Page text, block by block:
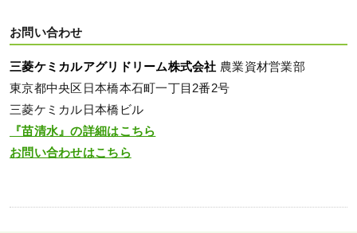
お問い合わせ
三菱ケミカルアグリドリーム株式会社 農業資材営業部
東京都中央区日本橋本石町一丁目2番2号
三菱ケミカル日本橋ビル
『苗清水』の詳細はこちら
お問い合わせはこちら